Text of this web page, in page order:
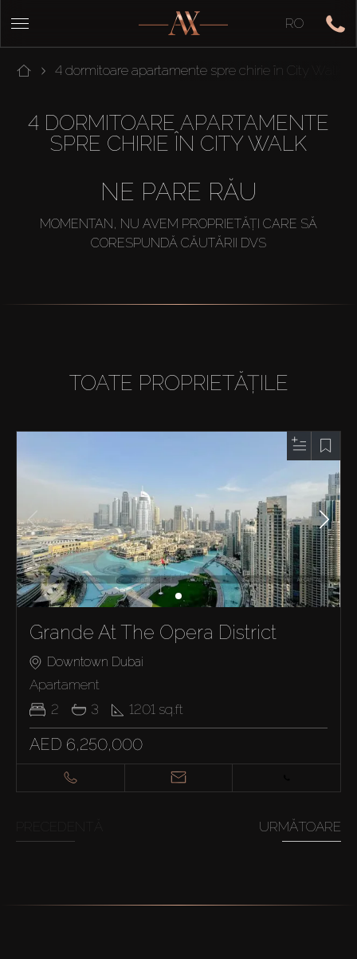
RO
4 dormitoare apartamente spre chirie în City Walk
4 DORMITOARE APARTAMENTE
SPRE CHIRIE ÎN CITY WALK
NE PARE RĂU
MOMENTAN, NU AVEM PROPRIETĂȚI CARE SĂ
CORESPUNDĂ CĂUTĂRII DVS
TOATE PROPRIETĂȚILE
Grande At The Opera District
Downtown Dubai
Apartament
2
3 1201 sq.ft
AED 6,250,000
URMĂTOARE